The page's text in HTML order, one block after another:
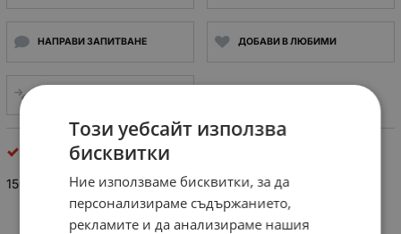
НАПРАВИ ЗАПИТВАНЕ ДОБАВИ В ЛЮБИМИ
резистори
150K/1W
Този уебсайт използва
бисквитки
Ние използваме бисквитки, за да
персонализираме съдържанието,
рекламите и да анализираме нашия